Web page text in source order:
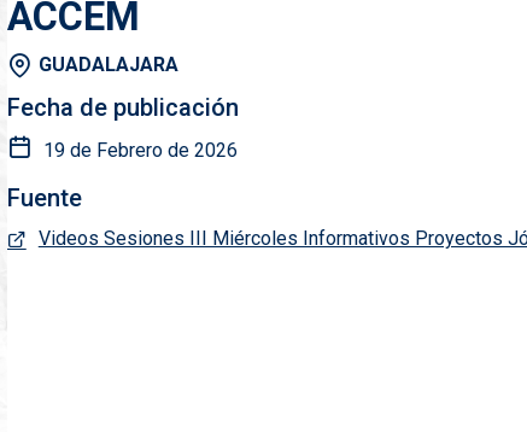
ACCEM
GUADALAJARA
Fecha de publicación
19 de Febrero de 2026
Fuente
Videos Sesiones III Miércoles Informativos Proyectos